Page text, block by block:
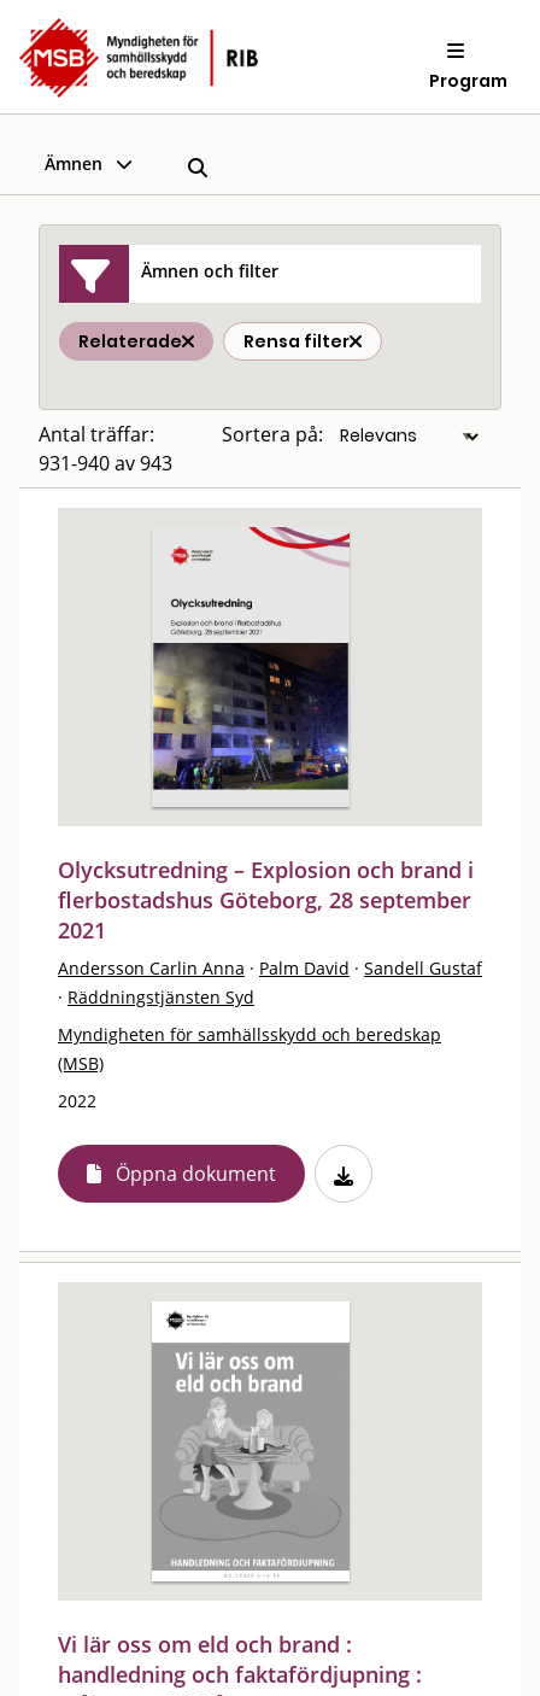
Program
Ämnen
Ämnen och filter
Relaterade Rensa filter
Antal träffar:
931-940 av 943
Sortera på:
Olycksutredning – Explosion och brand i
flerbostadshus Göteborg, 28 september
2021
Andersson Carlin Anna · Palm David · Sandell Gustaf
· Räddningstjänsten Syd
Myndigheten för samhällsskydd och beredskap
(MSB)
2022
Öppna dokument
Vi lär oss om eld och brand :
handledning och faktafördjupning :